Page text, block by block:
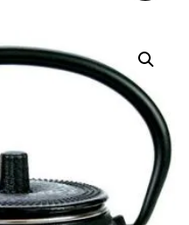
0,3 L